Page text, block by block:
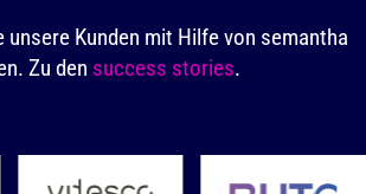
unsere Kunden mit Hilfe von semantha
Zu den success stories.